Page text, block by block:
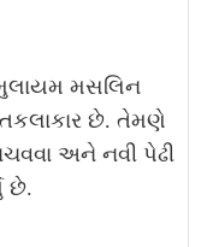
મસલિન
છે. તેમણે
અને નવી પેઢી
છે.